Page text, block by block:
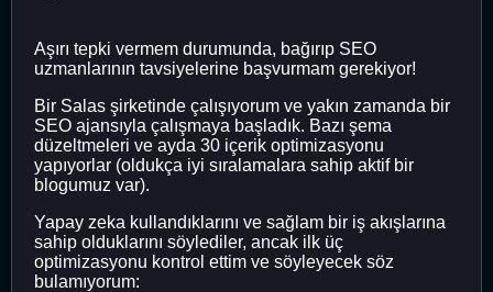
Aşırı tepki vermem durumunda, bağırıp SEO
uzmanlarının tavsiyelerine başvurmam gerekiyor!
Bir Salas şirketinde çalışıyorum ve yakın zamanda bir
SEO ajansıyla çalışmaya başladık. Bazı şema
düzeltmeleri ve ayda 30 içerik optimizasyonu
yapıyorlar (oldukça iyi sıralamalara sahip aktif bir
blogumuz var).
Yapay zeka kullandıklarını ve sağlam bir iş akışlarına
sahip olduklarını söylediler, ancak ilk üç
optimizasyonu kontrol ettim ve söyleyecek söz
bulamıyorum: